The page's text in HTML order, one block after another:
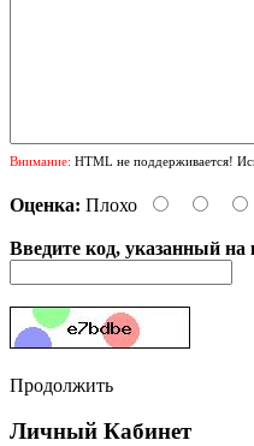
Внимание: HTML не поддерживается!
Оценка: Плохо
Введите код, указанный на
Продолжить
Личный Кабинет